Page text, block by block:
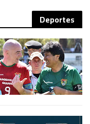
Deportes